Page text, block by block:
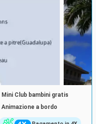
Mini Club bambini gratis
Animazione a bordo